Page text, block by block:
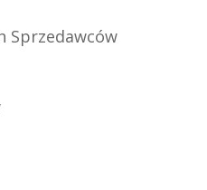
Sprzedawców